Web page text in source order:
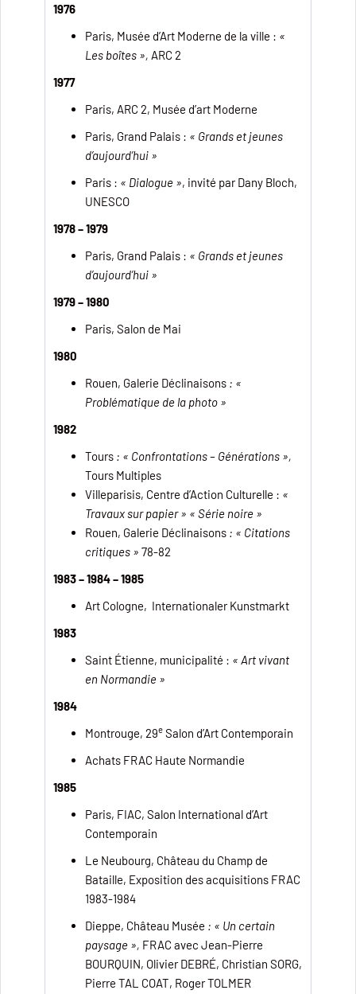
1976
Paris, Musée d’Art Moderne de la ville : «
Les boîtes », ARC 2
1977
Paris, ARC 2, Musée d’art Moderne
Paris, Grand Palais : « Grands et jeunes
d’aujourd’hui »
Paris : « Dialogue », invité par Dany Bloch,
UNESCO
1978 – 1979
Paris, Grand Palais : « Grands et jeunes
d’aujourd’hui »
1979 – 1980
Paris, Salon de Mai
1980
Rouen, Galerie Déclinaisons : «
Problématique de la photo »
1982
Tours : « Confrontations – Générations »,
Tours Multiples
Villeparisis, Centre d’Action Culturelle : «
Travaux sur papier » « Série noire »
Rouen, Galerie Déclinaisons : « Citations
critiques » 78-82
1983 – 1984 – 1985
Art Cologne, Internationaler Kunstmarkt
1983
Saint Étienne, municipalité : « Art vivant
en Normandie »
1984
Montrouge, 29e Salon d’Art Contemporain
Achats FRAC Haute Normandie
1985
Paris, FIAC, Salon International d’Art
Contemporain
Le Neubourg, Château du Champ de
Bataille, Exposition des acquisitions FRAC
1983-1984
Dieppe, Château Musée : « Un certain
paysage », FRAC avec Jean-Pierre
BOURQUIN, Olivier DEBRÉ, Christian SORG,
Pierre TAL COAT, Roger TOLMER